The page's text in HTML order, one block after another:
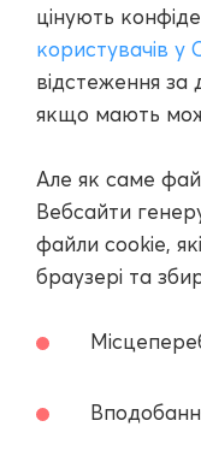
цінують
користувачів
відстеження
якщо мають
Але як саме
Вебсайти
файли cookie,
браузері та